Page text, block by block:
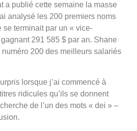
a publié cette semaine la masse
analysé les 200 premiers noms
se terminait par un « vice-
291 585 $ par an. Shane
200 des meilleurs salariés
lorsque j’ai commencé à
ridicules qu’ils se donnent
de l’un des mots « dei » –